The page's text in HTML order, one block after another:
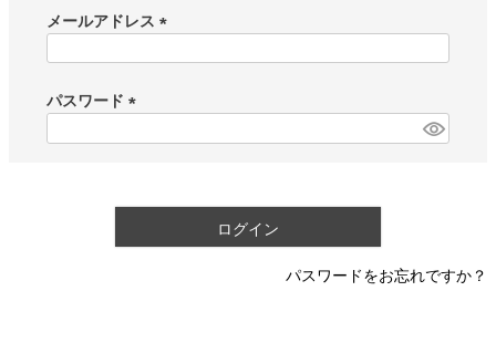
メールアドレス
)
パスワード
ログイン
パスワードをお忘れですか？